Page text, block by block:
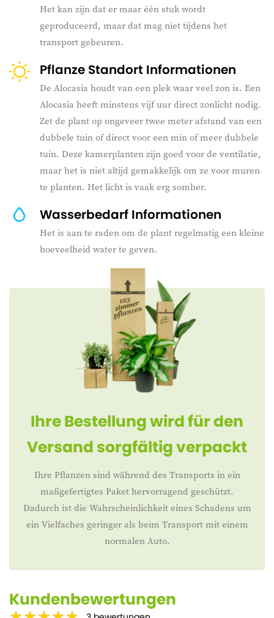
Het kan zijn dat er maar één stuk wordt
geproduceerd, maar dat mag niet tijdens het
transport gebeuren.
Pflanze Standort Informationen
De Alocasia houdt van een plek waar veel zon is. Een
Alocasia heeft minstens vijf uur direct zonlicht nodig.
Zet de plant op ongeveer twee meter afstand van een
dubbele tuin of direct voor een min of meer dubbele
tuin. Deze kamerplanten zijn goed voor de ventilatie,
maar het is niet altijd gemakkelijk om ze voor muren
te planten. Het licht is vaak erg somber.
Wasserbedarf Informationen
Het is aan te raden om de plant regelmatig een kleine
hoeveelheid water te geven.
Ihre Bestellung wird für den
Versand sorgfältig verpackt
Ihre Pflanzen sind während des Transports in ein
maßgefertigtes Paket hervorragend geschützt.
Dadurch ist die Wahrscheinlichkeit eines Schadens um
ein Vielfaches geringer als beim Transport mit einem
normalen Auto.
Kundenbewertungen